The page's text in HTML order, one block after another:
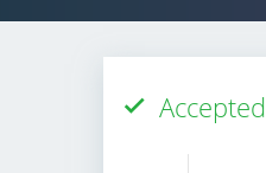
Accepted